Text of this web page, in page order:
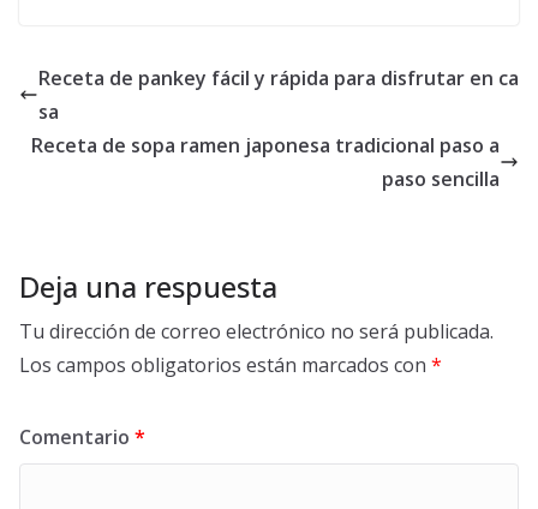
Receta de pankey fácil y rápida para disfrutar en ca
sa
Receta de sopa ramen japonesa tradicional paso a
paso sencilla
Deja una respuesta
Tu dirección de correo electrónico no será publicada.
Los campos obligatorios están marcados con *
Comentario *